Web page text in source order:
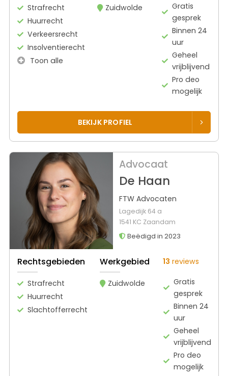
Strafrecht
Huurrecht
Verkeersrecht
Insolventierecht
Toon alle
Zuidwolde
Gratis
gesprek
Binnen 24
uur
Geheel
vrijblijvend
Pro deo
mogelijk
BEKIJK PROFIEL
Advocaat
De Haan
FTW Advocaten
Lagedijk 64 a
1541 KC Zaandam
Beëdigd in 2023
Rechtsgebieden
Strafrecht
Huurrecht
Slachtofferrecht
Werkgebied
Zuidwolde
13 reviews
Gratis
gesprek
Binnen 24
uur
Geheel
vrijblijvend
Pro deo
mogelijk